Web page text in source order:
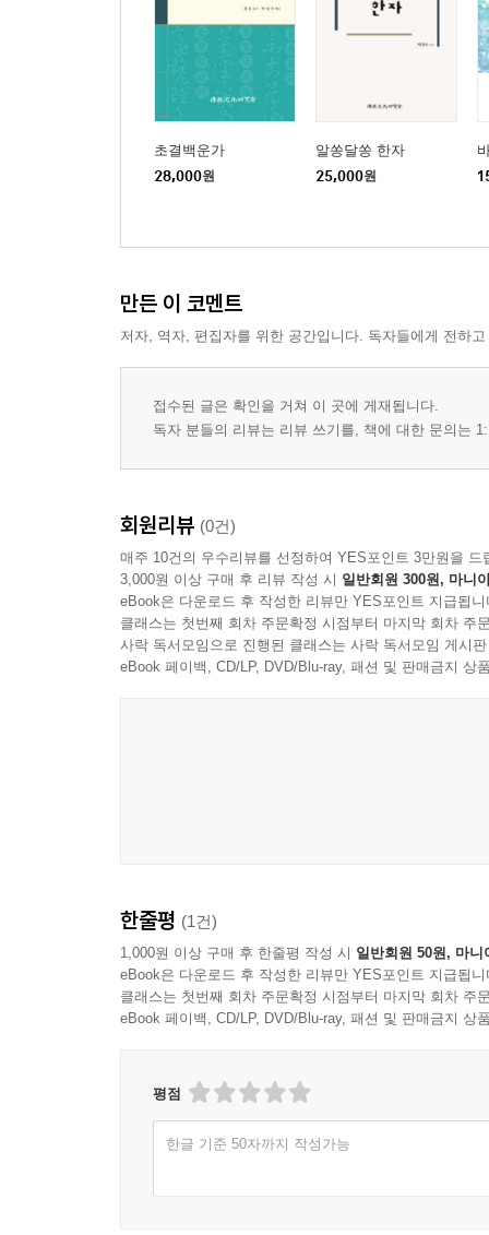
초결백운가
28,000원
알쏭달쏭 한자
25,000원
만든 이 코멘트
저자, 역자, 편집자를 위한 공간입니다. 독자들에게 전하
접수된 글은 확인을 거쳐 이 곳에 게재됩니다.
독자 분들의 리뷰는 리뷰 쓰기를, 책에 대한 문의는
회원리뷰 (0건)
매주 10건의 우수리뷰를 선정하여 YES포인트 3만원을 드
3,000원 이상 구매 후 리뷰 작성 시 일반회원 300원, 마니
eBook은 다운로드 후 작성한 리뷰만 YES포인트 지급됩니
클래스는 첫번째 회차 주문확정 시점부터 마지막 회차 주
사락 독서모임으로 진행된 클래스는 사락 독서모임 게시
eBook 페이백, CD/LP, DVD/Blu-ray, 패션 및 판매금지 상
한줄평 (1건)
1,000원 이상 구매 후 한줄평 작성 시 일반회원 50원, 마니
eBook은 다운로드 후 작성한 리뷰만 YES포인트 지급됩니
클래스는 첫번째 회차 주문확정 시점부터 마지막 회차 주
eBook 페이백, CD/LP, DVD/Blu-ray, 패션 및 판매금지 상
평점
한글 기준 50자까지 작성가능